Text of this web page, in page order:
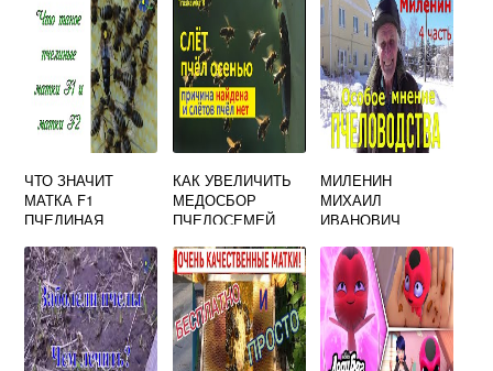
ЧТО ЗНАЧИТ
МАТКА F1
ПЧЕЛИНАЯ
КАК УВЕЛИЧИТЬ
МЕДОСБОР
ПЧЕЛОСЕМЕЙ
МИЛЕНИН
МИХАИЛ
ИВАНОВИЧ